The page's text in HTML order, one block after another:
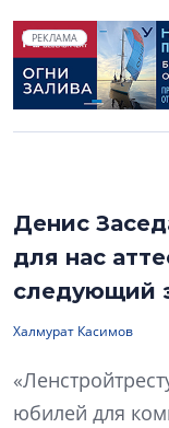
РЕКЛАМА
Денис
для нас
следующий
Халмурат Касимов
юбилей для